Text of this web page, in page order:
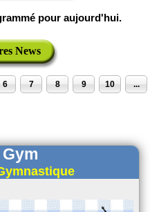
pour aujourd'hui.
News
6 7 8 9 10 ...